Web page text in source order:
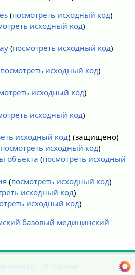
(посмотреть исходный код)
исходный код)
(посмотреть исходный код)
посмотреть исходный код)
исходный код)
исходный код)
исходный код) (защищено)
посмотреть исходный код)
объекта (посмотреть исходный
(посмотреть исходный код)
исходный код)
исходный код)
базовый медицинский